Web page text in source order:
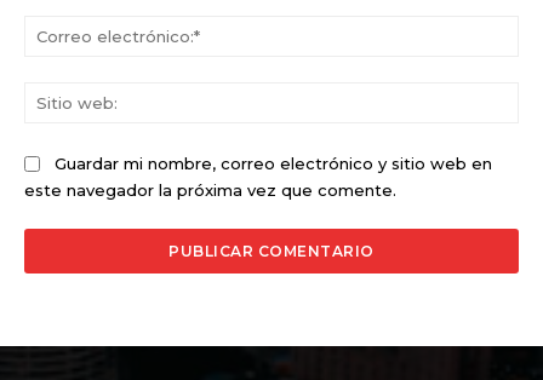
Guardar mi nombre, correo electrónico y sitio web en
este navegador la próxima vez que comente.